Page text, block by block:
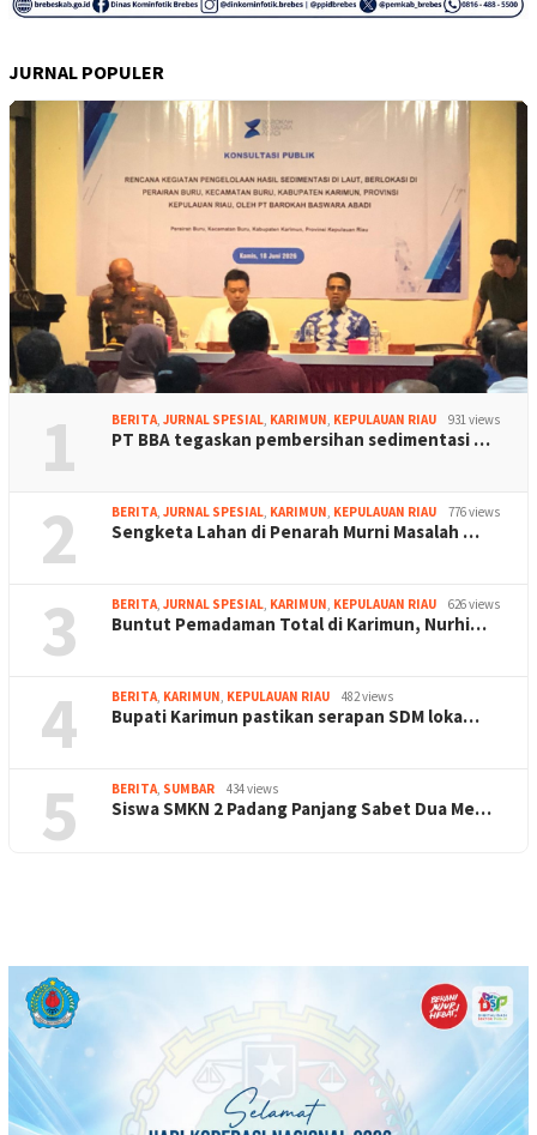
JURNAL POPULER
1 BERITA JURNAL SPESIAL KARIMUN KEPULAUAN RIAU 931 views
PT BBA tegaskan pembersihan sedimentasi …
2 BERITA JURNAL SPESIAL KARIMUN KEPULAUAN RIAU 776 views
Sengketa Lahan di Penarah Murni Masalah …
3 BERITA JURNAL SPESIAL KARIMUN KEPULAUAN RIAU 626 views
Buntut Pemadaman Total di Karimun, Nurhi…
4 BERITA KARIMUN KEPULAUAN RIAU 482 views
Bupati Karimun pastikan serapan SDM loka…
5 BERITA SUMBAR 434 views
Siswa SMKN 2 Padang Panjang Sabet Dua Me…